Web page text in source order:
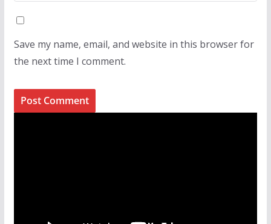
Save my name, email, and website in this browser for
the next time I comment.